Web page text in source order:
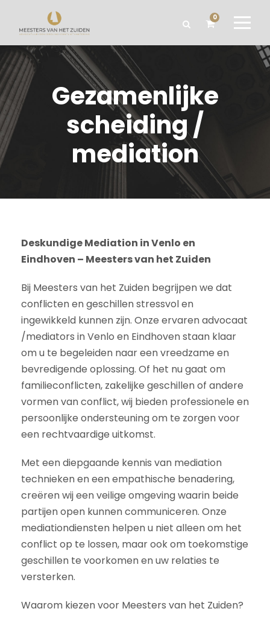
0
Gezamenlijke
scheiding /
mediation
Deskundige Mediation in Venlo en
Eindhoven – Meesters van het Zuiden
Bij Meesters van het Zuiden begrijpen we dat
conflicten en geschillen stressvol en
ingewikkeld kunnen zijn. Onze ervaren advocaat
/mediators in Venlo en Eindhoven staan klaar
om u te begeleiden naar een vreedzame en
bevredigende oplossing. Of het nu gaat om
familieconflicten, zakelijke geschillen of andere
vormen van conflict, wij bieden professionele en
persoonlijke ondersteuning om te zorgen voor
een rechtvaardige uitkomst.
Met een diepgaande kennis van mediation
technieken en een empathische benadering,
creëren wij een veilige omgeving waarin beide
partijen open kunnen communiceren. Onze
mediationdiensten helpen u niet alleen om het
conflict op te lossen, maar ook om toekomstige
geschillen te voorkomen en uw relaties te
versterken.
Waarom kiezen voor Meesters van het Zuiden?